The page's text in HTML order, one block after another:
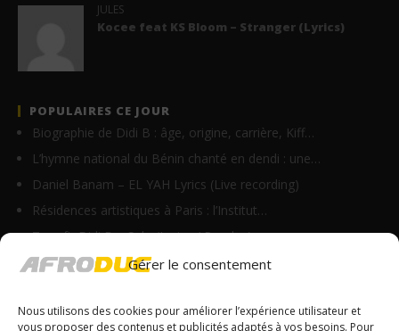
Gérer le consentement
Nous utilisons des cookies pour améliorer l’expérience utilisateur et
vous proposer des contenus et publicités adaptés à vos besoins. Pour
JULES
Kocee feat KS Bloom – Stranger (Lyrics)
POPULAIRES CE JOUR
Biographie de Didi B : âge, origine, carrière, Kiff…
L’hymne national du Bénin chanté en dendi : une…
Daniel Banam – EL YAH Lyrics (Live recording)
Résidences artistiques à Paris : l’Institut…
Tayc ft. Didi B – Salo (Lyrics / Paroles)
Paki Chenzu – Soldat (Lyrics)
Jonathan feat Faveur Mukoko – Béni de Dieu (Lyrics)